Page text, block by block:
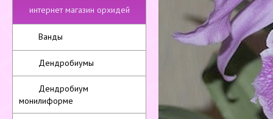
интернет магазин орхидей
Ванды
Дендробиумы
Дендробиум
монилиформе